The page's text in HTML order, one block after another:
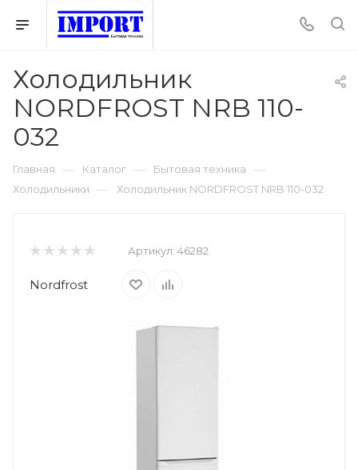
Холодильник
NORDFROST NRB 110-
032
Главная — Каталог — Бытовая техника —
Холодильники — Холодильник NORDFROST NRB 110-032
Артикул: 46282
Nordfrost